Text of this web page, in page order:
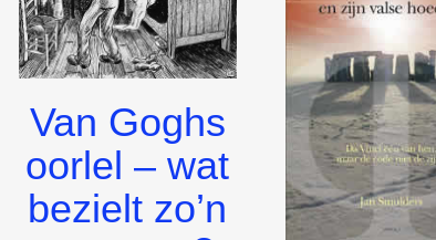
Van Goghs
oorlel – wat
bezielt zo’n